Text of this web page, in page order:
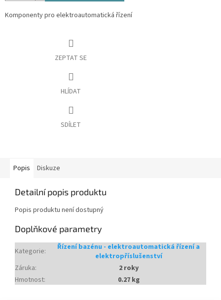
Komponenty pro elektroautomatická řízení
ZEPTAT SE
HLÍDAT
SDÍLET
Popis Diskuze
Detailní popis produktu
Popis produktu není dostupný
Doplňkové parametry
Kategorie:
Řízení bazénu - elektroautomatická řízení a
elektropříslušenství
Záruka:
2 roky
Hmotnost: 0.27 kg